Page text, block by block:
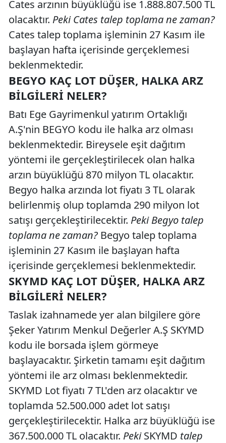
Cates arzının büyüklüğü ise 1.888.807.500 TL
olacaktır. Peki Cates talep toplama ne zaman?
Cates talep toplama işleminin 27 Kasım ile
başlayan hafta içerisinde gerçeklemesi
beklenmektedir.
BEGYO KAÇ LOT DÜŞER, HALKA ARZ
BILGILERI NELER?
Batı Ege Gayrimenkul yatırım Ortaklığı
A.Ş'nin BEGYO kodu ile halka arz olması
beklenmektedir. Bireysele eşit dağıtım
yöntemi ile gerçekleştirilecek olan halka
arzın büyüklüğü 870 milyon TL olacaktır.
Begyo halka arzında lot fiyatı 3 TL olarak
belirlenmiş olup toplamda 290 milyon lot
satışı gerçekleştirilecektir. Peki Begyo talep
toplama ne zaman? Begyo talep toplama
işleminin 27 Kasım ile başlayan hafta
içerisinde gerçeklemesi beklenmektedir.
SKYMD KAÇ LOT DÜŞER, HALKA ARZ
BILGILERI NELER?
Taslak izahnamede yer alan bilgilere göre
Şeker Yatırım Menkul Değerler A.Ş SKYMD
kodu ile borsada işlem görmeye
başlayacaktır. Şirketin tamamı eşit dağıtım
yöntemi ile arz olması beklenmektedir.
SKYMD Lot fiyatı 7 TL'den arz olacaktır ve
toplamda 52.500.000 adet lot satışı
gerçekleştirilecektir. Halka arz büyüklüğü ise
367.500.000 TL olacaktır. PekiSKYMD talep